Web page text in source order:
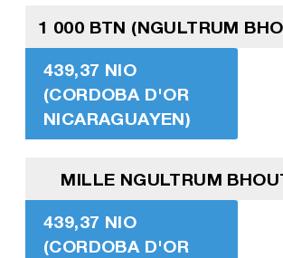
1 000 BTN (NGULTRUM
439,37 NIO
(CORDOBA D'OR
NICARAGUAYEN)
MILLE NGULTRUM
439,37 NIO
(CORDOBA D'OR